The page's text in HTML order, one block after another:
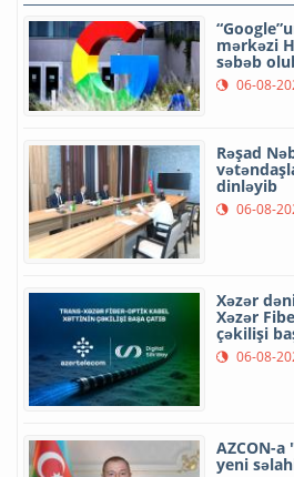
mərkəzi
səbəb
06-08-
Rəşad
dinləyib
06-08-
Xəzər
Xəzər
çəkilişi
06-08-
AZCON-
yeni